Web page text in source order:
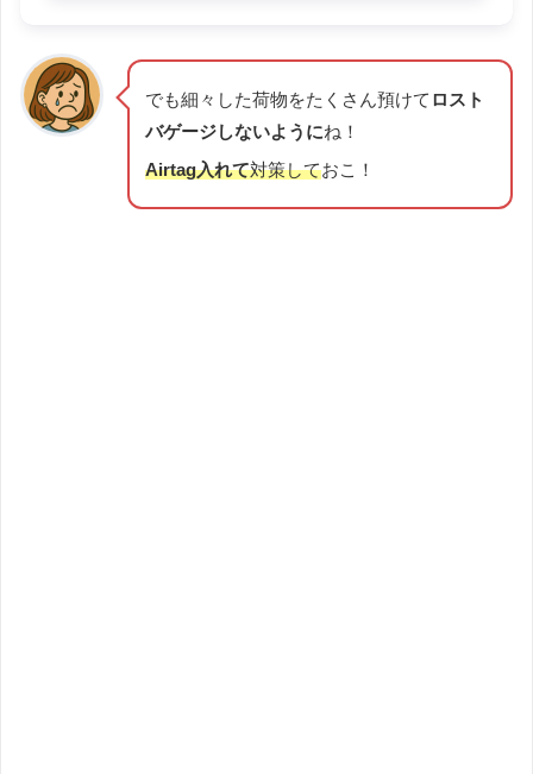
でも細々した荷物をたくさん預けて ロスト
バゲージしないようにね！
Airtag入れて対策しておこ！